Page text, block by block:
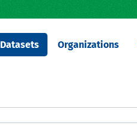
Datasets Organizations